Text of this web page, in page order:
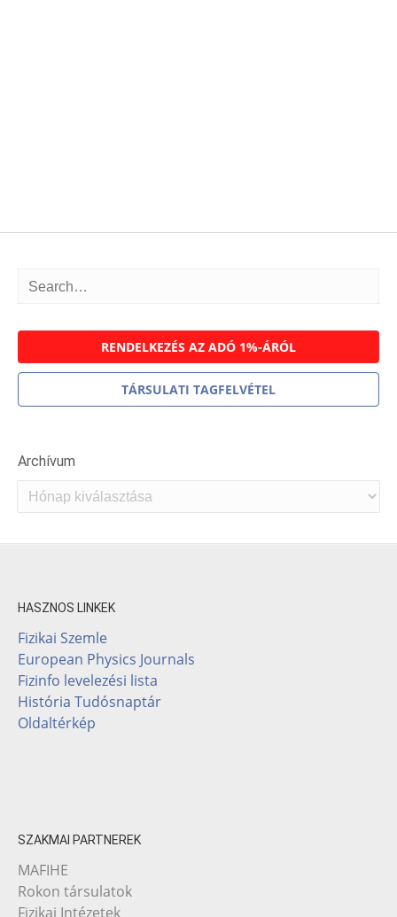
RENDELKEZÉS AZ ADÓ 1%-ÁRÓL
TÁRSULATI TAGFELVÉTEL
Archívum
Archívum
HASZNOS LINKEK
Fizikai Szemle
European Physics Journals
Fizinfo levelezési lista
História Tudósnaptár
Oldaltérkép
SZAKMAI PARTNEREK
MAFIHE
Rokon társulatok
Fizikai Intézetek